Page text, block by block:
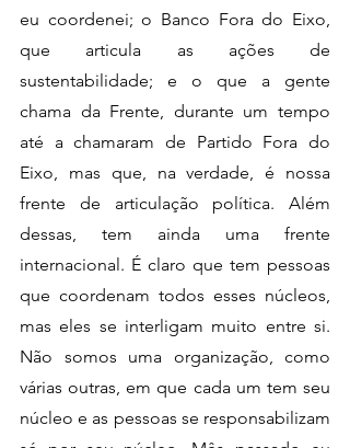
eu coordenei; o Banco Fora do Eixo,
que articula as ações de
sustentabilidade; e o que a gente
chama da Frente, durante um tempo
até a chamaram de Partido Fora do
Eixo, mas que, na verdade, é nossa
frente de articulação política. Além
dessas, tem ainda uma frente
internacional. É claro que tem pessoas
que coordenam todos esses núcleos,
mas eles se interligam muito entre si.
Não somos uma organização, como
várias outras, em que cada um tem seu
núcleo e as pessoas se responsabilizam